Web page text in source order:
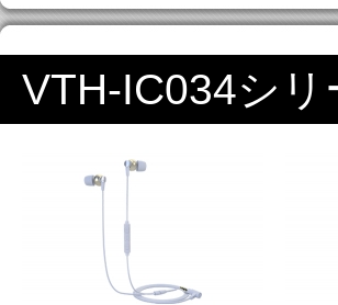
VTH-IC034シ